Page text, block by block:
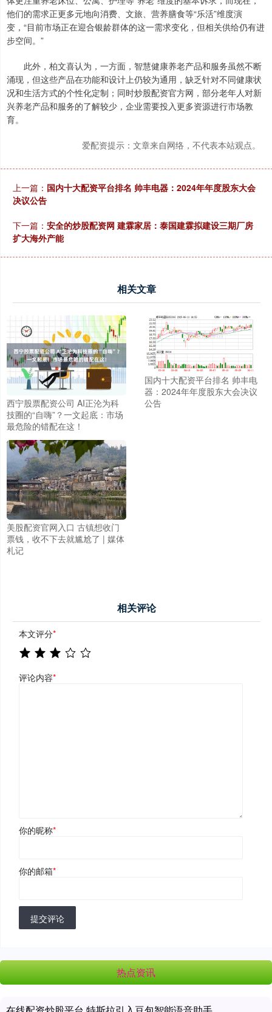
他们的需求正更多元地向消费、文旅、营养膳食等“乐活”维度演
变，“目前市场正在迎合银龄群体的这一需求变化，但相关供给仍有进
步空间。”
此外，柏文喜认为，一方面，智慧健康养老产品和服务虽然不断
涌现，但这些产品在功能和设计上仍较为通用，缺乏针对不同健康状
况和生活方式的个性化定制；同时炒股配资官方网，部分老年人对新
兴养老产品和服务的了解较少，企业需要投入更多资源进行市场教
育。
爱配资提示：文章来自网络，不代表本站观点。
上一篇： 国内十大配资平台排名 帅丰电器：2024年年度股东大会
决议公告
下一篇： 安全的炒股配资网 建霖家居：泰国建霖拟建设三期厂房
扩大海外产能
相关文章
西宁股票配资公司 AI正沦为科
技圈的“自嗨”？一文起底：市场
最危险的错配在这！
国内十大配资平台排名 帅丰电
器：2024年年度股东大会决议
公告
美股配资官网入口 古镇想收门
票钱，收不下去就尴尬了 | 媒体
札记
相关评论
本文评分*
评论内容*
你的昵称*
你的邮箱*
提交评论
热点资讯